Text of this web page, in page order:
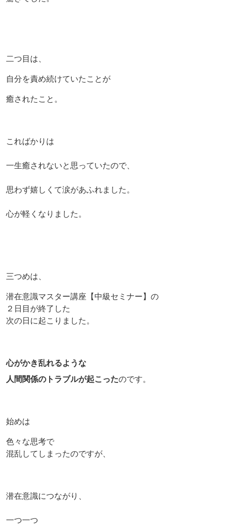
二つ目は、
自分を責め続けていたことが
癒されたこと。
こればかりは
一生癒されないと思っていたので、
思わず嬉しくて涙があふれました。
心が軽くなりました。
三つめは、
潜在意識マスター講座【中級セミナー】の
２日目が終了した
次の日に起こりました。
心がかき乱れるような
人間関係のトラブルが起こったのです。
始めは
色々な思考で
混乱してしまったのですが、
潜在意識につながり、
一つ一つ